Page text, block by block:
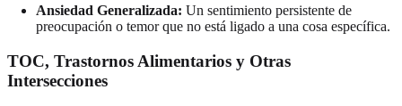
Ansiedad Generalizada: Un sentimiento persistente de
preocupación o temor que no está ligado a una cosa específica.
TOC, Trastornos Alimentarios y Otras
Intersecciones